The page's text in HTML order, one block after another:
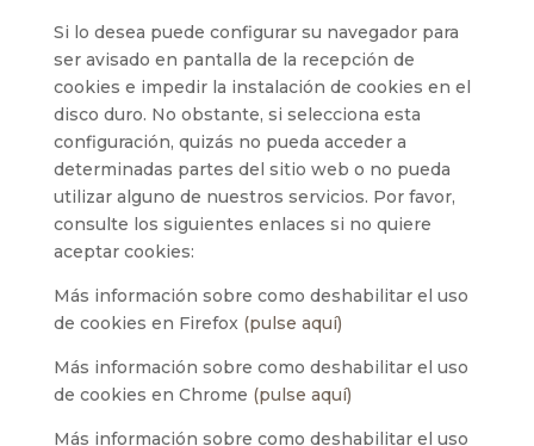
Si lo desea puede configurar su navegador para
ser avisado en pantalla de la recepción de
cookies e impedir la instalación de cookies en el
disco duro. No obstante, si selecciona esta
configuración, quizás no pueda acceder a
determinadas partes del sitio web o no pueda
utilizar alguno de nuestros servicios. Por favor,
consulte los siguientes enlaces si no quiere
aceptar cookies:
Más información sobre como deshabilitar el uso
de cookies en Firefox (pulse aquí)
Más información sobre como deshabilitar el uso
de cookies en Chrome (pulse aquí)
Más información sobre como deshabilitar el uso